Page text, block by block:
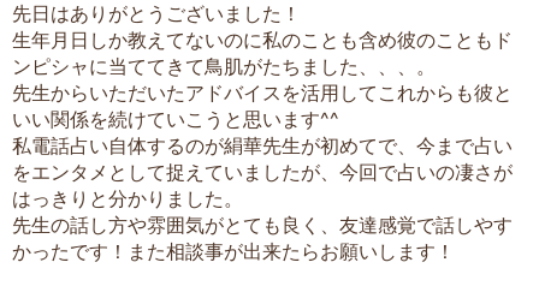
先日はありがとうございました！
生年月日しか教えてないのに私のことも含め彼のこともド
ンピシャに当ててきて鳥肌がたちました、、、。
先生からいただいたアドバイスを活用してこれからも彼と
いい関係を続けていこうと思います^^
私電話占い自体するのが絹華先生が初めてで、今まで占い
をエンタメとして捉えていましたが、今回で占いの凄さが
はっきりと分かりました。
先生の話し方や雰囲気がとても良く、友達感覚で話しやす
かったです！また相談事が出来たらお願いします！